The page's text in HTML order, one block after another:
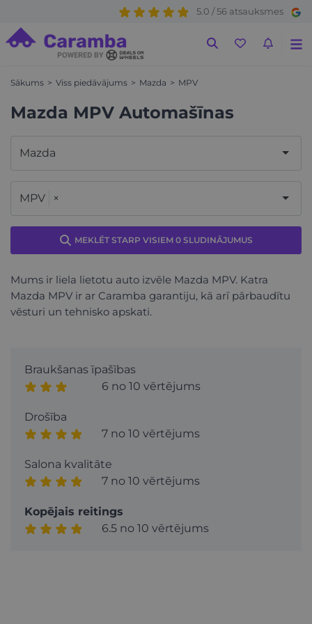
5.0 / 56 atsauksmes
Sākums Viss piedāvājums Mazda MPV
Mazda MPV Automašīnas
Mazda
MPV ×
MEKLĒT STARP VISIEM 0 SLUDINĀJUMUS
Mums ir liela lietotu auto izvēle Mazda MPV. Katra
Mazda MPV ir ar Caramba garantiju, kā arī pārbaudītu
vēsturi un tehnisko apskati.
Braukšanas īpašības
6 no 10 vērtējums
Drošība
7 no 10 vērtējums
Salona kvalitāte
7 no 10 vērtējums
Kopējais reitings
6.5 no 10 vērtējums